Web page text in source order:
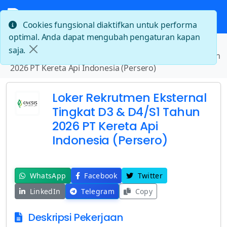
Beranda
Loker Rekrutmen Eksternal Tingkat D3 & D4/S1 Tahun
2026 PT Kereta Api Indonesia (Persero)
Loker Rekrutmen Eksternal
Tingkat D3 & D4/S1 Tahun
2026 PT Kereta Api
Indonesia (Persero)
WhatsApp Facebook
Twitter
LinkedIn
Telegram Copy
Deskripsi Pekerjaan
Cookies fungsional diaktifkan untuk performa
optimal. Anda dapat mengubah pengaturan kapan
saja.